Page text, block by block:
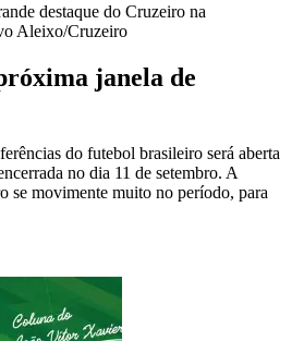
destaque do Cruzeiro na
Aleixo/Cruzeiro
janela de
do futebol brasileiro será aberta
no dia 11 de setembro. A
se movimente muito no período, para